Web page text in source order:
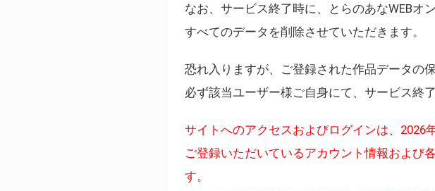
なお、サービス終了時に、とらのあなWEBオ
すべてのデータを削除させていただきます。
恐れ入りますが、ご登録された作品データの
必ず該当ユーザー様ご自身にて、サービス終
サイトへのアクセスおよびログインは、2026
ご登録いただいているアカウント情報および
す。